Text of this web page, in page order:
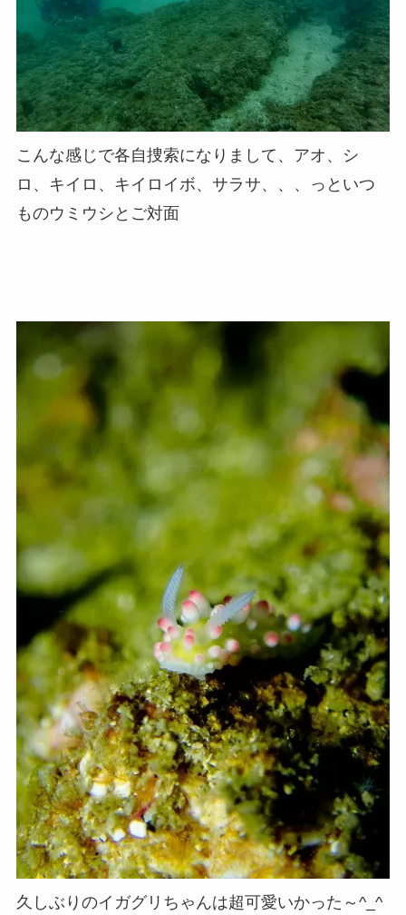
こんな感じで各自捜索になりまして、アオ、シ
ロ、キイロ、キイロイボ、サラサ、、、っといつ
ものウミウシとご対面
久しぶりのイガグリちゃんは超可愛いかった～^_^